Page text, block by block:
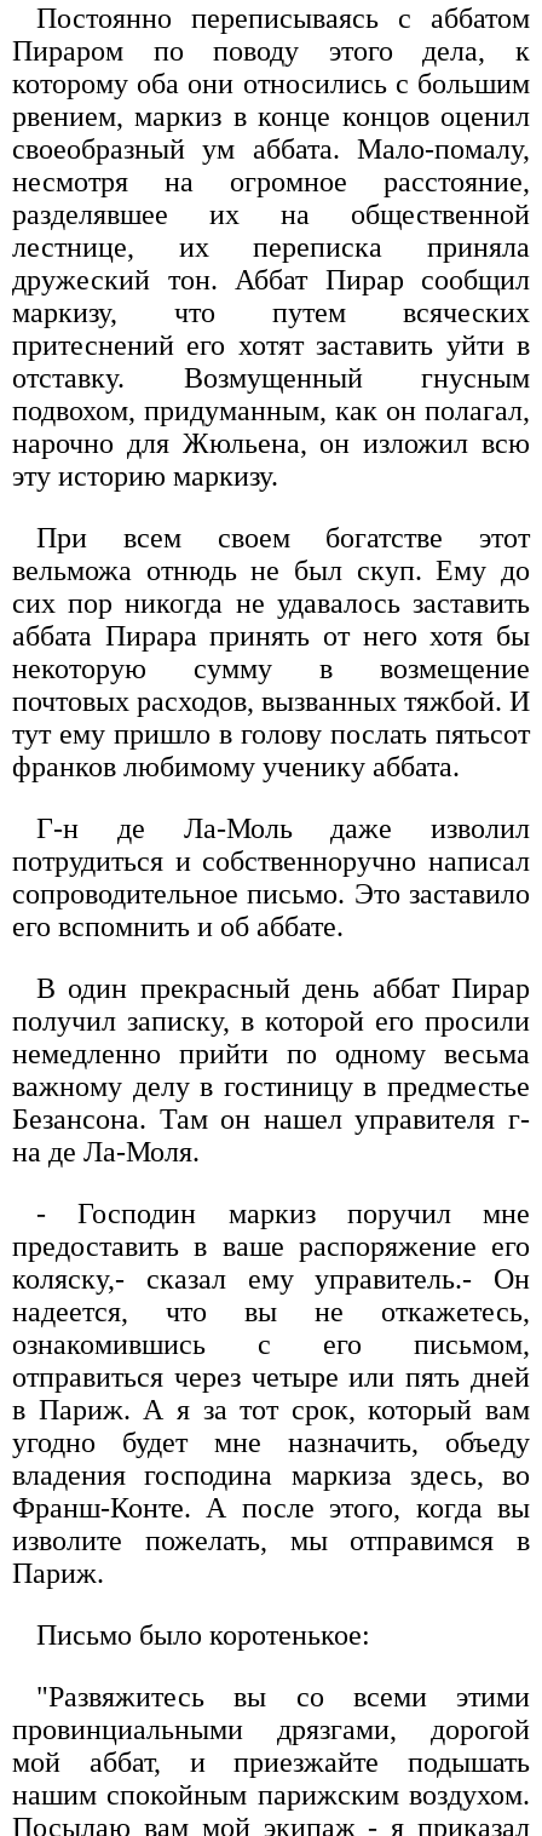
Постоянно переписываясь с аббатом
Пираром по поводу этого дела, к
которому оба они относились с большим
рвением, маркиз в конце концов оценил
своеобразный ум аббата. Мало-помалу,
несмотря на огромное расстояние,
разделявшее их на общественной
лестнице, их переписка приняла
дружеский тон. Аббат Пирар сообщил
маркизу, что путем всяческих
притеснений его хотят заставить уйти в
отставку. Возмущенный гнусным
подвохом, придуманным, как он полагал,
нарочно для Жюльена, он изложил всю
эту историю маркизу.
При всем своем богатстве этот
вельможа отнюдь не был скуп. Ему до
сих пор никогда не удавалось заставить
аббата Пирара принять от него хотя бы
некоторую сумму в возмещение
почтовых расходов, вызванных тяжбой. И
тут ему пришло в голову послать пятьсот
франков любимому ученику аббата.
Г-н де Ла-Моль даже изволил
потрудиться и собственноручно написал
сопроводительное письмо. Это заставило
его вспомнить и об аббате.
В один прекрасный день аббат Пирар
получил записку, в которой его просили
немедленно прийти по одному весьма
важному делу в гостиницу в предместье
Безансона. Там он нашел управителя г-
на де Ла-Моля.
- Господин маркиз поручил мне
предоставить в ваше распоряжение его
коляску,- сказал ему управитель.- Он
надеется, что вы не откажетесь,
ознакомившись с его письмом,
отправиться через четыре или пять дней
в Париж. А я за тот срок, который вам
угодно будет мне назначить, объеду
владения господина маркиза здесь, во
Франш-Конте. А после этого, когда вы
изволите пожелать, мы отправимся в
Париж.
Письмо было коротенькое:
"Развяжитесь вы со всеми этими
провинциальными дрязгами, дорогой
мой аббат, и приезжайте подышать
нашим спокойным парижским воздухом.
Посылаю вам мой экипаж - я приказал